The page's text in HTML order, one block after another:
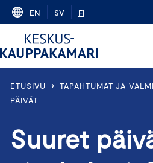
Skip
content
EN SV FI
ETUSIVU › TAPAHTUMAT JA
PÄIVÄT
Suuret